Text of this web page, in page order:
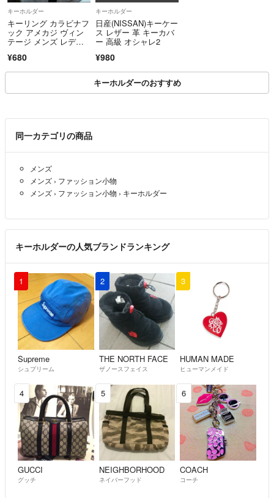
キーホルダー
キーリング カラビナフ
ック アメカジ ヴィン
テージ メンズ レディ
ト ストリート 男女兼
用 夏 雑貨 動物 猿
¥680
キーホルダー
日産(NISSAN)キーケー
ス レザー 革 キーカバ
ー 高級 オシャレ2
¥980
キーホルダーのおすすめ
同一カテゴリの商品
メンズ
メンズ › ファッション小物
メンズ › ファッション小物 › キーホルダー
キーホルダーの人気ブランドランキング
1
Supreme
シュプリーム
2
THE NORTH FACE
ザノースフェイス
3
HUMAN MADE
ヒューマンメイド
4
GUCCI
グッチ
5
NEIGHBORHOOD
ネイバーフッド
6
COACH
コーチ